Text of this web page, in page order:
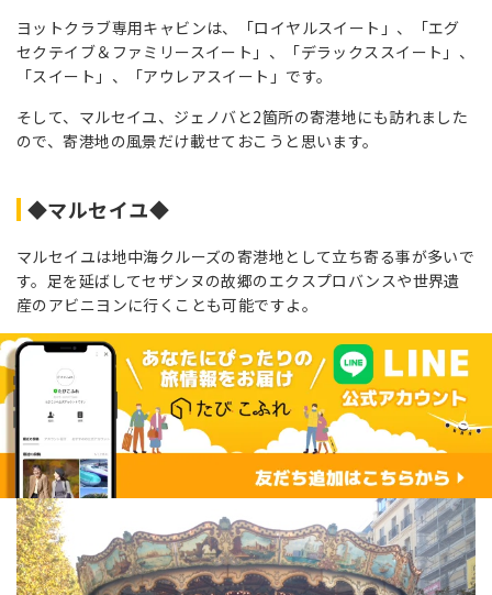
ヨットクラブ専用キャビンは、「ロイヤルスイート」、「エグ
セクテイブ＆ファミリースイート」、「デラックススイート」、
「スイート」、「アウレアスイート」です。
そして、マルセイユ、ジェノバと2箇所の寄港地にも訪れました
ので、寄港地の風景だけ載せておこうと思います。
◆マルセイユ◆
マルセイユは地中海クルーズの寄港地として立ち寄る事が多いで
す。足を延ばしてセザンヌの故郷のエクスプロバンスや世界遺
産のアビニヨンに行くことも可能ですよ。